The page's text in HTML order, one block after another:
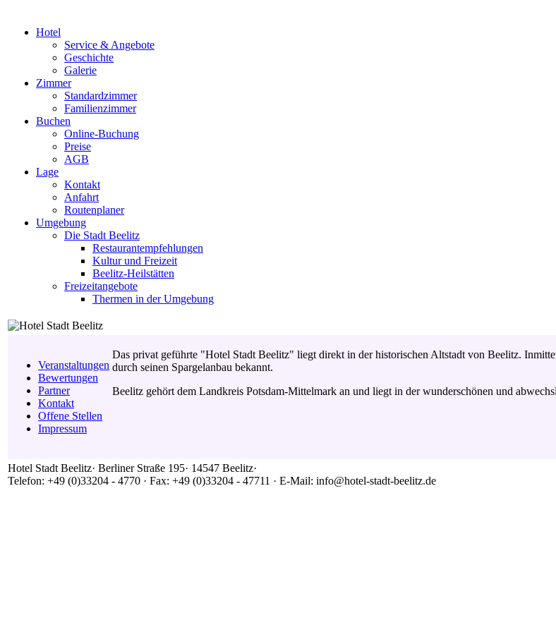
Hotel
Service & Angebote
Geschichte
Galerie
Zimmer
Standardzimmer
Familienzimmer
Buchen
Online-Buchung
Preise
AGB
Lage
Kontakt
Anfahrt
Routenplaner
Umgebung
Die Stadt Beelitz
Restaurantempfehlungen
Kultur und Freizeit
Beelitz-Heilstätten
Freizeitangebote
Thermen in der Umgebung
Veranstaltungen
Bewertungen
Partner
Kontakt
Offene Stellen
Impressum
Das privat geführte "Hotel Stadt Beelitz" liegt direkt in der historischen Altstadt von Beelitz.
durch seinen Spargelanbau bekannt.
Beelitz gehört dem Landkreis Potsdam-Mittelmark an und liegt in der wunderschönen und
Hotel Stadt Beelitz· Berliner Straße 195· 14547 Beelitz·
Telefon: +49 (0)33204 - 4770 · Fax: +49 (0)33204 - 47711 · E-Mail: info@hotel-stadt-beelitz.de